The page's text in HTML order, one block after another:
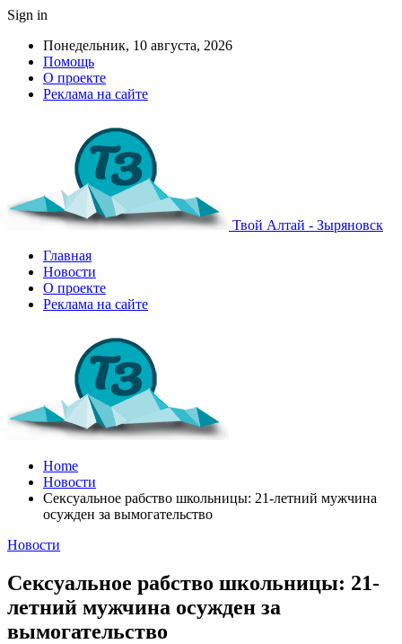
Sign in
Понедельник, 10 августа, 2026
Помощь
О проекте
Реклама на сайте
Твой Алтай - Зыряновск
Главная
Новости
О проекте
Реклама на сайте
Home
Новости
Сексуальное рабство школьницы: 21-летний мужчина
осужден за вымогательство
Новости
Сексуальное рабство школьницы: 21-
летний мужчина осужден за
вымогательство